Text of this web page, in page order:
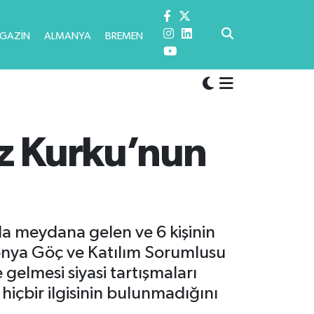
ALMANYA BREMEN
Kurku’nun
meydana gelen ve 6 kişinin
Göç ve Katılım Sorumlusu
siyasi tartışmaları
ilgisinin bulunmadığını